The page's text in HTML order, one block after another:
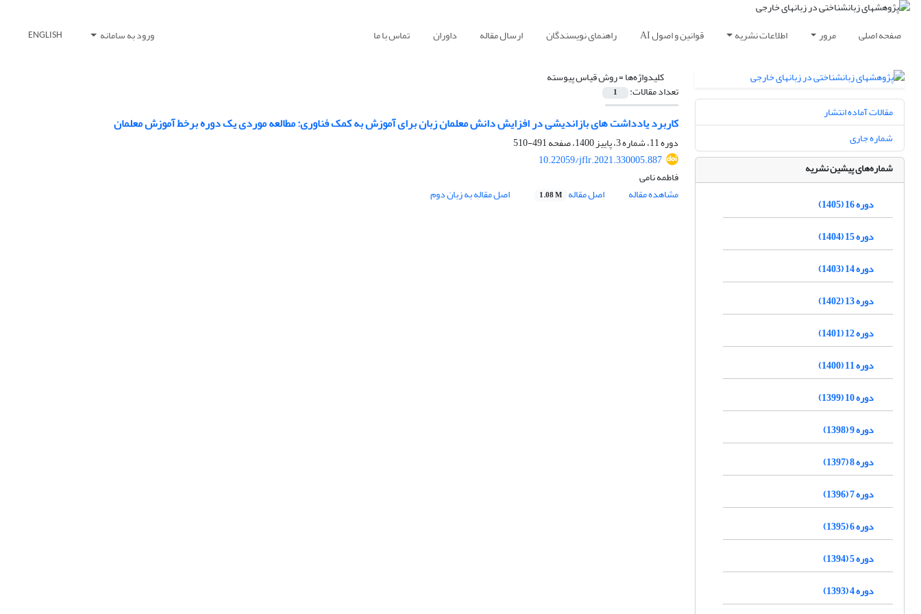
صفحه اصلی مرور اطلاعات نشریه قوانین و اصول AI راهنمای نویسندگان ارسال مقاله داوران تماس با ما ورود به سامانه ENGLISH
کلیدواژه‌ها =روش قیاس پیوسته
تعداد مقالات: 1
کاربرد یادداشت های بازاندیشی در افزایش دانش معلمان زبان برای آموزش به کمک فناوری: مطالعه موردی یک دوره برخط آموزش معلمان
دوره 11، شماره 3، پاییز 1400، صفحه
491-510
10.22059/jflr.2021.330005.887
فاطمه نامی
مشاهده مقاله
اصل مقاله 1.08 M اصل مقاله به زبان دوم
مقالات آماده انتشار
شماره جاری
شماره‌های پیشین نشریه
دوره 16 (1405)
دوره 15 (1404)
دوره 14 (1403)
دوره 13 (1402)
دوره 12 (1401)
دوره 11 (1400)
دوره 10 (1399)
دوره 9 (1398)
دوره 8 (1397)
دوره 7 (1396)
دوره 6 (1395)
دوره 5 (1394)
دوره 4 (1393)